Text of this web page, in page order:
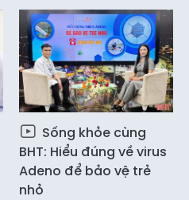
Sống khỏe cùng
BHT: Hiểu đúng về virus
Adeno để bảo vệ trẻ
nhỏ